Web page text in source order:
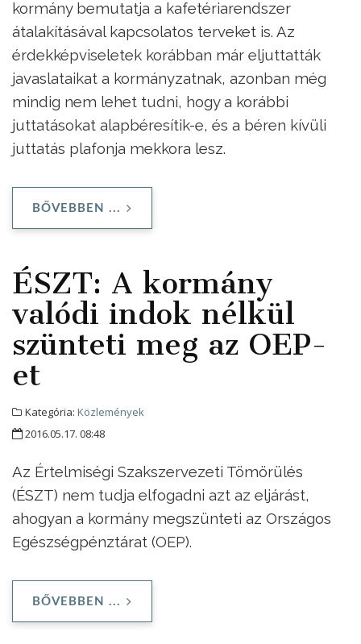
kormány bemutatja a kafetériarendszer
átalakításával kapcsolatos terveket is. Az
érdekképviseletek korábban már eljuttatták
javaslataikat a kormányzatnak, azonban még
mindig nem lehet tudni, hogy a korábbi
juttatásokat alapbéresítik-e, és a béren kívüli
juttatás plafonja mekkora lesz.
BŐVEBBEN ...
ÉSZT: A kormány
valódi indok nélkül
szünteti meg az OEP-
et
Kategória: Közlemények
2016.05.17. 08:48
Az Értelmiségi Szakszervezeti Tömörülés
(ÉSZT) nem tudja elfogadni azt az eljárást,
ahogyan a kormány megszünteti az Országos
Egészségpénztárat (OEP).
BŐVEBBEN ...